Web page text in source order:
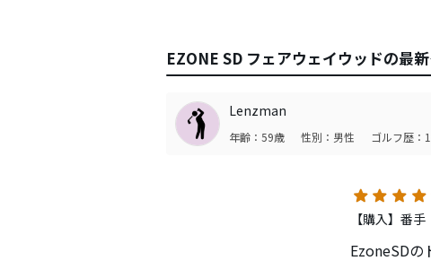
EZONE SD フェアウェイウッドの最
Lenzman
年齢：59歳 性別：男性 ゴルフ歴：
【購入】番
EzoneSDの